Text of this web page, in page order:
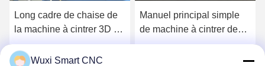
Long cadre de chaise de
la machine à cintrer 3D de
tuyau de mandrin de
commande numérique par
Obtenez le meilleur prix
Manuel principal simple
de machine à cintrer de
tube de place de mandrin
Obtenez le meilleur prix
Wuxi Smart CNC